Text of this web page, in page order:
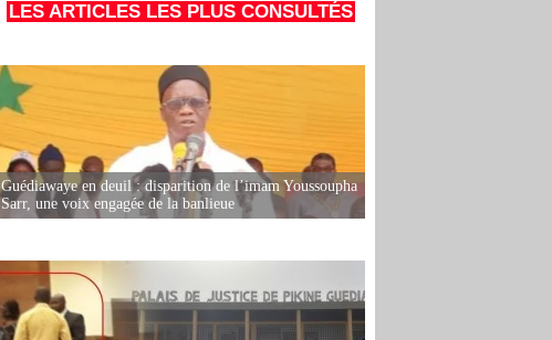
LES ARTICLES LES PLUS CONSULTÉS
Guédiawaye en deuil : disparition de l’imam Youssoupha
Sarr, une voix engagée de la banlieue